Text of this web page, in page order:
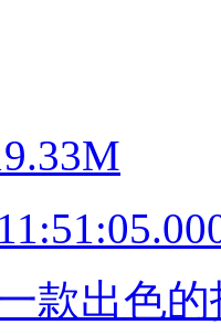
款出色